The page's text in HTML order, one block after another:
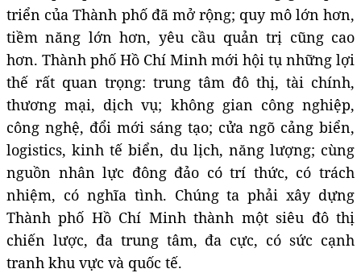
triển của Thành phố đã mở rộng; quy mô lớn hơn,
tiềm năng lớn hơn, yêu cầu quản trị cũng cao
hơn. Thành phố Hồ Chí Minh mới hội tụ những lợi
thế rất quan trọng: trung tâm đô thị, tài chính,
thương mại, dịch vụ; không gian công nghiệp,
công nghệ, đổi mới sáng tạo; cửa ngõ cảng biển,
logistics, kinh tế biển, du lịch, năng lượng; cùng
nguồn nhân lực đông đảo có trí thức, có trách
nhiệm, có nghĩa tình. Chúng ta phải xây dựng
Thành phố Hồ Chí Minh thành một siêu đô thị
chiến lược, đa trung tâm, đa cực, có sức cạnh
tranh khu vực và quốc tế.